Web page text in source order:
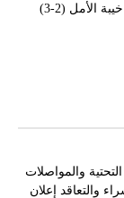
الأمل (2-3)
التحتية والمواصلات
والتعاقد إعلان